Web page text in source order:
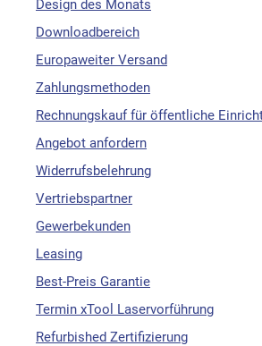
Design des Monats
Downloadbereich
Europaweiter Versand
Zahlungsmethoden
Rechnungskauf für öffentliche
Angebot anfordern
Widerrufsbelehrung
Vertriebspartner
Gewerbekunden
Leasing
Best-Preis Garantie
Termin xTool Laservorführung
Refurbished Zertifizierung